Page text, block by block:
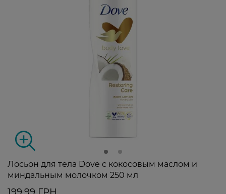
Лосьон для тела Dove с кокосовым маслом и
миндальным молочком 250 мл